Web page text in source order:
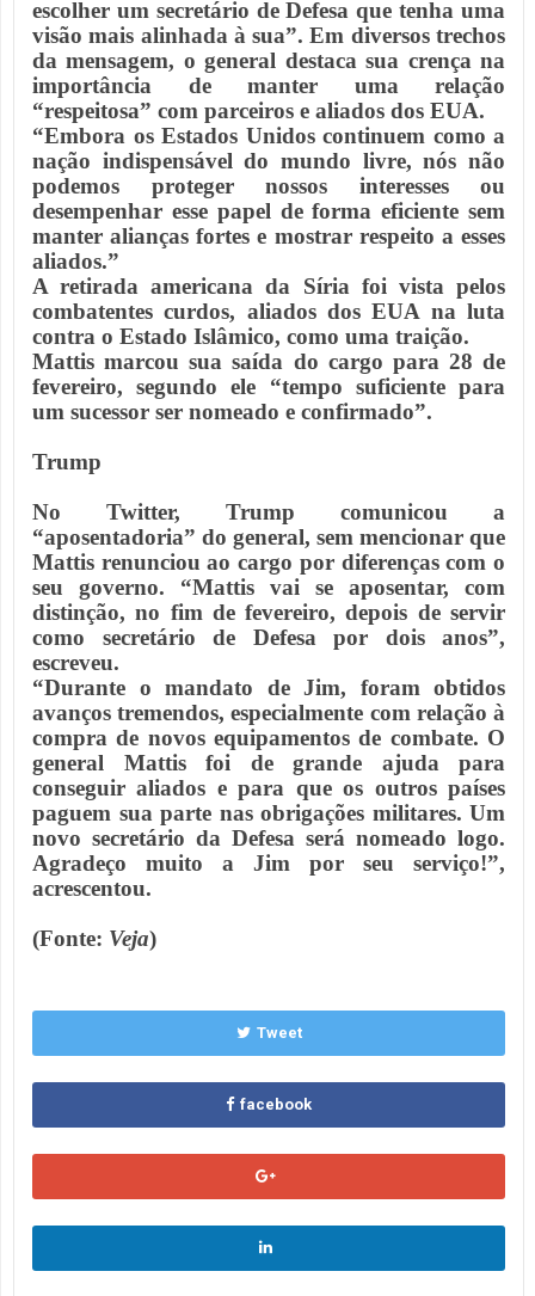
escolher um secretário de Defesa que tenha uma
visão mais alinhada à sua”. Em diversos trechos
da mensagem, o general destaca sua crença na
importância de manter uma relação
“respeitosa” com parceiros e aliados dos EUA.
“Embora os Estados Unidos continuem como a
nação indispensável do mundo livre, nós não
podemos proteger nossos interesses ou
desempenhar esse papel de forma eficiente sem
manter alianças fortes e mostrar respeito a esses
aliados.”
A retirada americana da Síria foi vista pelos
combatentes curdos, aliados dos EUA na luta
contra o Estado Islâmico, como uma traição.
Mattis marcou sua saída do cargo para 28 de
fevereiro, segundo ele “tempo suficiente para
um sucessor ser nomeado e confirmado”.
Trump
No Twitter, Trump comunicou a
“aposentadoria” do general, sem mencionar que
Mattis renunciou ao cargo por diferenças com o
seu governo. “Mattis vai se aposentar, com
distinção, no fim de fevereiro, depois de servir
como secretário de Defesa por dois anos”,
escreveu.
“Durante o mandato de Jim, foram obtidos
avanços tremendos, especialmente com relação à
compra de novos equipamentos de combate. O
general Mattis foi de grande ajuda para
conseguir aliados e para que os outros países
paguem sua parte nas obrigações militares. Um
novo secretário da Defesa será nomeado logo.
Agradeço muito a Jim por seu serviço!”,
acrescentou.
(Fonte: Veja)
Tweet
facebook